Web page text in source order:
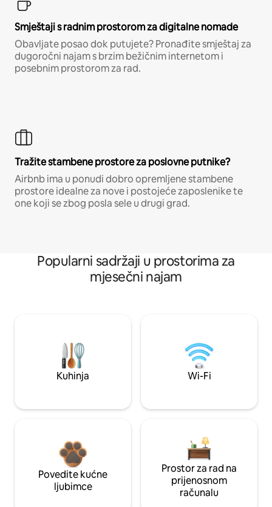
Smještaji s radnim prostorom za digitalne nomade
Obavljate posao dok putujete? Pronađite smještaj za
dugoročni najam s brzim bežičnim internetom i
posebnim prostorom za rad.
Tražite stambene prostore za poslovne putnike?
Airbnb ima u ponudi dobro opremljene stambene
prostore idealne za nove i postojeće zaposlenike te
one koji se zbog posla sele u drugi grad.
Popularni sadržaji u prostorima za
mjesečni najam
Kuhinja Wi-Fi
Povedite kućne
ljubimce
Prostor za rad na
prijenosnom
računalu